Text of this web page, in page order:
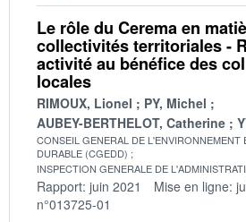
Le rôle du Cerema en
collectivités territoriales -
activité au bénéfice des
locales
RIMOUX, Lionel
PY, Michel
AUBEY-BERTHELOT, Catherine
CONSEIL GENERAL DE L'ENVIRONNEMENT
DURABLE (CGEDD)
INSPECTION GENERALE DE
Rapport: juin 2021 Mise en ligne:
n°013725-01